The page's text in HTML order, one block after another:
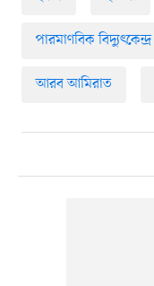
পারমাণবিক বিদ্যুৎকেন্দ্র
আরব আমিরাত